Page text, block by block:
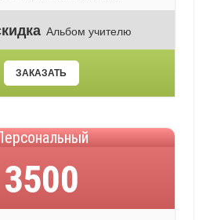
Альбом учителю
ЗАКАЗАТЬ
3500